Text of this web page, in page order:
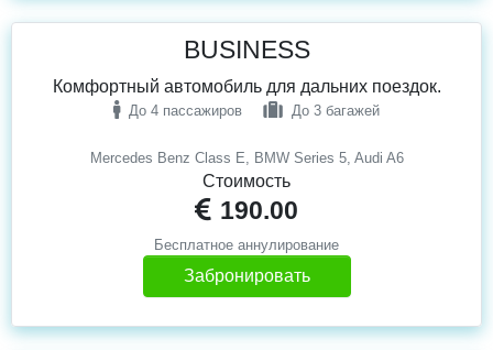
Mercedes Benz Class E, BMW Series 5, Audi A6
BUSINESS
Комфортный автомобиль для дальних поездок.
До 4 пассажиров До 3 багажей
Стоимость
190.00
Бесплатное аннулирование
Забронировать